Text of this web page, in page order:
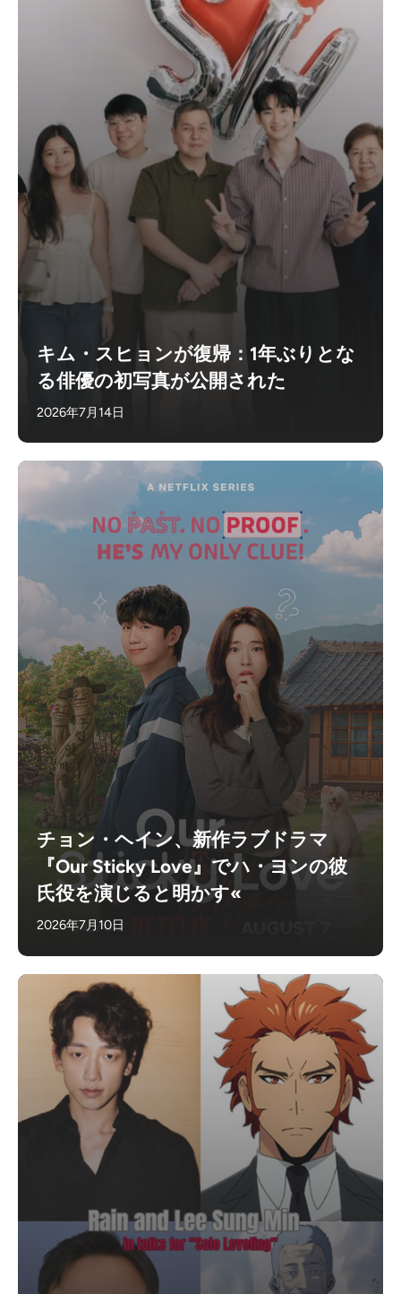
キム・スヒョンが復帰：1年ぶりとな
る俳優の初写真が公開された
2026年7月14日
チョン・ヘイン、新作ラブドラマ
『Our Sticky Love』でハ・ヨンの彼
氏役を演じると明かす«
2026年7月10日